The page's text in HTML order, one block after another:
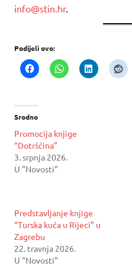
info@stin.hr.
Podijeli ovo:
Srodno
Promocija knjige
“Dotrščina”
3. srpnja 2026.
U "Novosti"
Predstavljanje knjige
“Turska kuća u Rijeci” u
Zagrebu
22. travnja 2026.
U "Novosti"